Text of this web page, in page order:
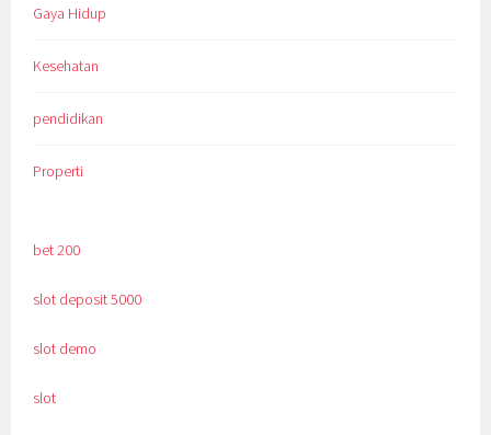
Gaya Hidup
Kesehatan
pendidikan
Properti
bet 200
slot deposit 5000
slot demo
slot